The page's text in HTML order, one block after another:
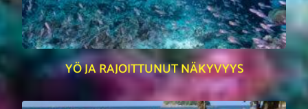
YÖ JA RAJOITTUNUT NÄKYVYYS